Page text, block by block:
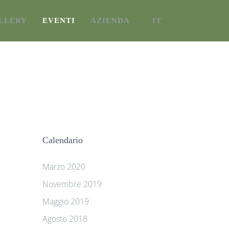
EVENTI AZIENDA IT
Calendario
Marzo 2020
Novembre 2019
Maggio 2019
Agosto 2018